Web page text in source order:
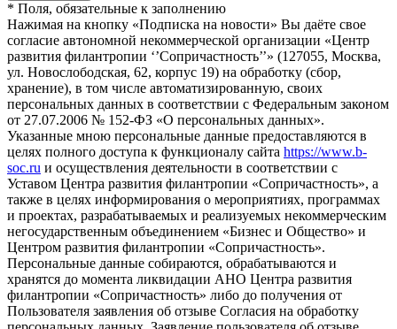
* Поля, обязательные к заполнению
Нажимая на кнопку «Подписка на новости» Вы даёте свое
согласие автономной некоммерческой организации «Центр
развития филантропии ‘’Сопричастность’’» (127055, Москва,
ул. Новослободская, 62, корпус 19) на обработку (сбор,
хранение), в том числе автоматизированную, своих
персональных данных в соответствии с Федеральным законом
от 27.07.2006 № 152-ФЗ «О персональных данных».
Указанные мною персональные данные предоставляются в
целях полного доступа к функционалу сайта https://www.b-
soc.ru и осуществления деятельности в соответствии с
Уставом Центра развития филантропии «Сопричастность», а
также в целях информирования о мероприятиях, программах
и проектах, разрабатываемых и реализуемых некоммерческим
негосударственным объединением «Бизнес и Общество» и
Центром развития филантропии «Сопричастность».
Персональные данные собираются, обрабатываются и
хранятся до момента ликвидации АНО Центра развития
филантропии «Сопричастность» либо до получения от
Пользователя заявления об отзыве Согласия на обработку